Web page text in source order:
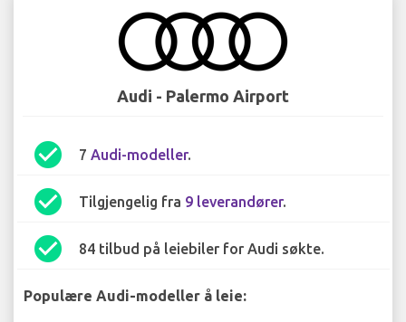
Audi - Palermo Airport
check_circle 7 Audi-modeller.
check_circle Tilgjengelig fra 9 leverandører.
check_circle 84 tilbud på leiebiler for Audi søkte.
Populære Audi-modeller å leie: